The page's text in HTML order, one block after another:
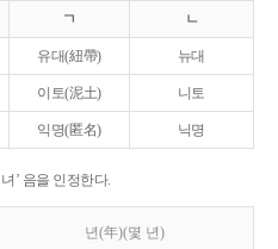
ㄱ ㄴ
유대(紐帶) 뉴대
이토(泥土) 니토
익명(匿名) 닉명
’ 음을 인정한다.
년(年)(몇 년)